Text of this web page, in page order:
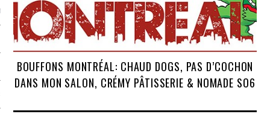
BOUFFONS MONTRÉAL: CHAUD DOGS, PAS D’COCHON
DANS MON SALON, CRÉMY PÂTISSERIE & NOMADE SO6